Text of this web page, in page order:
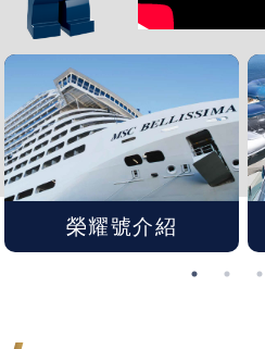
中.
西
南
亞
榮耀號介紹